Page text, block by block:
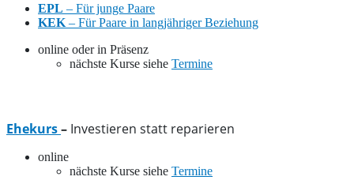
EPL – Für junge Paare
KEK – Für Paare in langjähriger Beziehung
online oder in Präsenz
nächste Kurse siehe Termine
Ehekurs– Investieren statt reparieren
online
nächste Kurse siehe Termine